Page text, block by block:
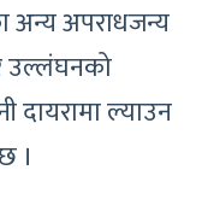
अन्य अपराधजन्य
उल्लंघनको
दायरामा ल्याउन
।